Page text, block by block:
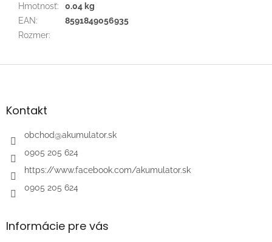
Hmotnosť:
0.04 kg
EAN:
8591849056935
Rozmer:
Z
äKontakt
obchod@akumulator.sk
0905 205 624
https://www.facebook.com/akumulator.sk
0905 205 624
Informácie pre vás